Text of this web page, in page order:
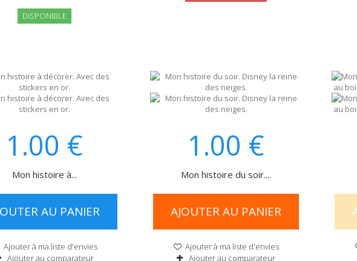
DISPONIBLE
1.00 €
Mon histoire à...
AU PANIER
Ajouter à ma liste d'envies
Ajouter au comparateur
1.00 €
Mon histoire du soir....
AJOUTER AU PANIER
Ajouter à ma liste d'envies
Ajouter au comparateur